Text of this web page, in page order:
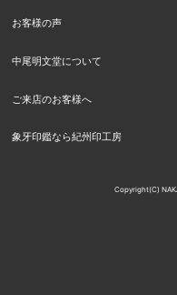
お客様の声
中尾明文堂について
ご来店のお客様へ
象牙印鑑なら紀州印工房
Copyright(C)